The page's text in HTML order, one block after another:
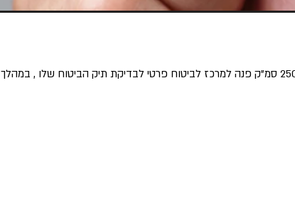
מבוטח בן 40 נשוי אב לשלושה שנוסע יום יום על כלי דו גלגלי ממונע מעל 250 סמ"ק פנה למרכז לביטוח פרטי לבדיקת תיק הביטוח שלו , במהלך